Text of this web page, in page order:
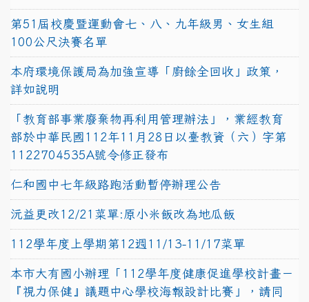
第51屆校慶暨運動會七、八、九年級男、女生組
100公尺決賽名單
本府環境保護局為加強宣導「廚餘全回收」政策，
詳如說明
「教育部事業廢棄物再利用管理辦法」，業經教育
部於中華民國112年11月28日以臺教資（六）字第
1122704535A號令修正發布
仁和國中七年級路跑活動暫停辦理公告
沅益更改12/21菜單:原小米飯改為地瓜飯
112學年度上學期第12週11/13-11/17菜單
本市大有國小辦理「112學年度健康促進學校計畫－
『視力保健』議題中心學校海報設計比賽」，請同